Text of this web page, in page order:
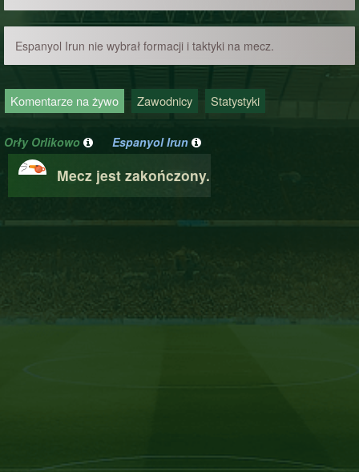
Espanyol Irun nie wybrał formacji i taktyki na mecz.
Komentarze na żywo Zawodnicy Statystyki
Orły Orlikowo Espanyol Irun
Mecz jest zakończony.